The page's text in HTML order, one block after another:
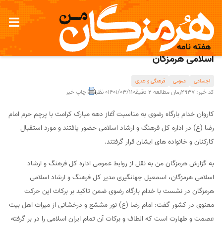
حضور کاروان خدام رضوی در اداره کل فرهنگ و ارشاد
اسلامی هرمزگان
اجتماعی عمومی فرهنگی و هنری
کد خبر: 2937 زمان مطالعه 2 دقیقه 1401/03/110 نظر چاپ خبر
کاروان خدام بارگاه رضوی به مناسبت آغاز دهه مبارک کرامت با پرچم حرم امام
رضا (ع) در اداره کل فرهنگ و ارشاد اسلامی حضور یافتند و مورد استقبال
کارکنان و خانواده های ایشان قرار گرفتند.
به گزارش هرمزگان من به نقل از روابط عمومی اداره کل فرهنگ و ارشاد
اسلامی هرمزگان، اسمعیل جهانگیری مدیر کل فرهنگ و ارشاد اسلامی
هرمزگان در نشست با خدام بارگاه رضوی ضمن تاکید بر برکات این حرکت
معنوی در کشور گفت: امام رضا (ع) نور مششع و درخشانی از میراث اهل بیت
عصمت و طهارت است که الطاف و برکات آن تمام ایران اسلامی را در بر گرفته